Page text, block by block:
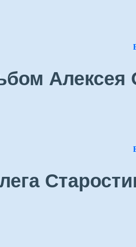
Алексея